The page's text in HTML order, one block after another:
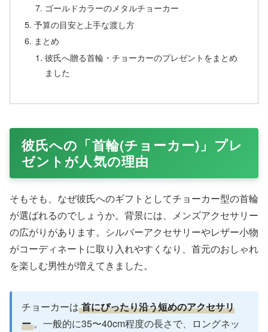
ゴールドカラーのメタルチョーカー
予算の目安と上手な渡し方
まとめ
彼氏へ贈る首輪・チョーカーのプレゼントをまとめ
ました
彼氏への「首輪(チョーカー)」プレ
ゼントが人気の理由
そもそも、なぜ彼氏へのギフトとしてチョーカー型の首輪
が選ばれるのでしょうか。背景には、メンズアクセサリー
の広がりがあります。シルバーアクセサリーやレザー小物
がコーディネートに取り入れやすくなり、首元のおしゃれ
を楽しむ男性が増えてきました。
チョーカーは 首にぴったり沿う短めのアクセサリ
ー 。一般的に35〜40cm程度の長さで、ロングネッ